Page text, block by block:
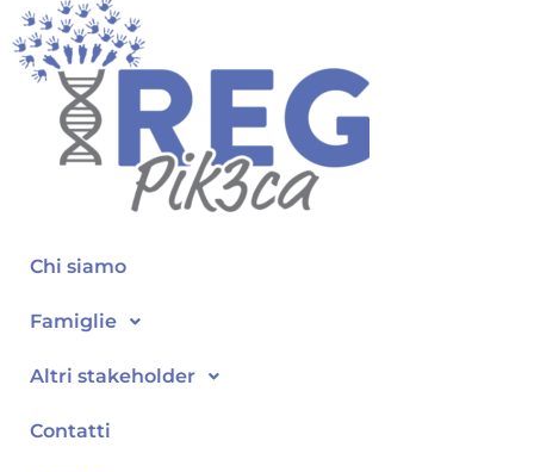
Chi siamo
Famiglie
Altri stakeholder
Contatti